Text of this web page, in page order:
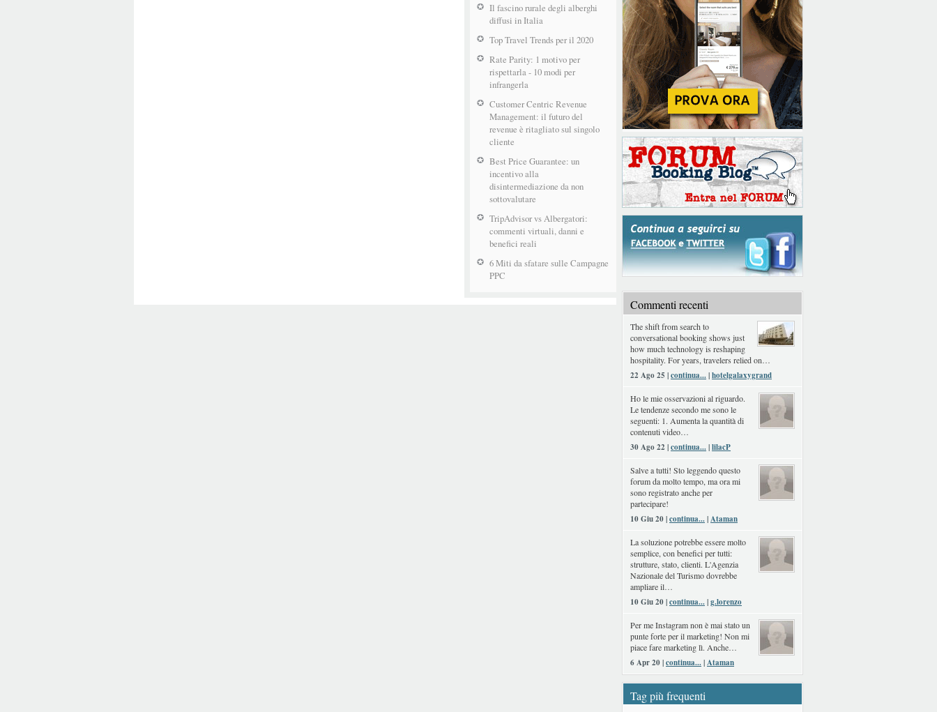
Il fascino rurale degli alberghi
diffusi in Italia
Top Travel Trends per il 2020
Rate Parity: 1 motivo per
rispettarla - 10 modi per
infrangerla
Customer Centric Revenue
Management: il futuro del
revenue è ritagliato sul singolo
cliente
Best Price Guarantee: un
incentivo alla
disintermediazione da non
sottovalutare
TripAdvisor vs Albergatori:
commenti virtuali, danni e
benefici reali
6 Miti da sfatare sulle Campagne
PPC
Commenti recenti
The shift from search to
conversational booking shows just
how much technology is reshaping
hospitality. For years, travelers relied on…
22 Ago 25 |continua...|hotelgalaxygrand
Ho le mie osservazioni al riguardo.
Le tendenze secondo me sono le
seguenti: 1. Aumenta la quantità di
contenuti video…
30 Ago 22 |continua...|lilacP
Salve a tutti! Sto leggendo questo
forum da molto tempo, ma ora mi
sono registrato anche per
partecipare!
10 Giu 20 |continua...|Ataman
La soluzione potrebbe essere molto
semplice, con benefici per tutti:
strutture, stato, clienti. L'Agenzia
Nazionale del Turismo dovrebbe
ampliare il…
10 Giu 20 |continua...|g.lorenzo
Per me Instagram non è mai stato un
punte forte per il marketing! Non mi
piace fare marketing lì. Anche…
6 Apr 20 |continua...|Ataman
Tag più frequenti